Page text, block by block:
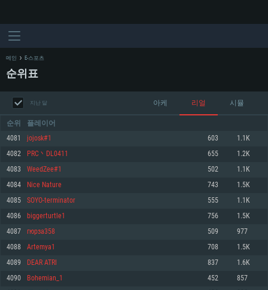
최소사양
운영체제: Windows 10 (64 bit)
프로세서: 2.2 GHz 듀얼코어 이상
메모리: 4GB
최소사양
운영체제: Mac OS Big Sur 11.0
프로세서: 최소 2.2 GHz의 Core i5 (Intel Xeon 은 지원하지 않습니다)
메모리: 6 GB
최소사양
운영체제: 64bit Linux 중 최신 버전
프로세서: 2.4 GHz 듀얼코어
메모리: 4 GB
메인 E-스포츠
순위표
지난 달 아케 리얼 시뮬
순위 플레이어
4081 jojosk#1 603 1.1K
4082 PRC丶DL0411 655 1.2K
4083 WeedZee#1 502 1.1K
4084 Nice Nature 743 1.5K
4085 SOYO-terminator 555 1.1K
4086 biggerturtle1 756 1.5K
4087 гюрза358 509 977
4088 Artemya1 708 1.5K
4089 DEAR ATRI 837 1.6K
4090 Bohemian_1 452 857